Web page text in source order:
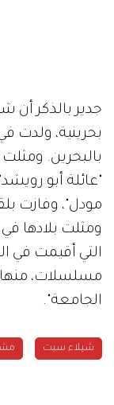
جدير بالذكر أن
بالبحرين.
"عائلة أبو
التي أقيمت في
مسلسلات، منها:
الجامعة".
شيلاء سبت